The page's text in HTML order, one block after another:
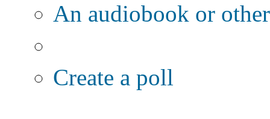
An audiobook or
Create a poll